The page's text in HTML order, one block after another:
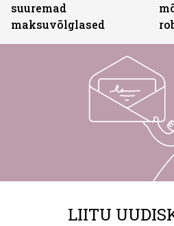
suuremad
maksuvõlglased
LIITU